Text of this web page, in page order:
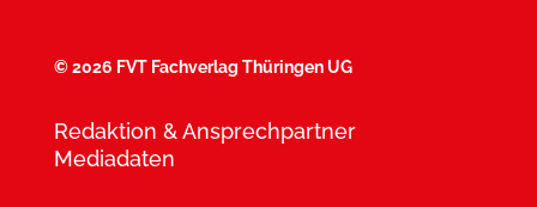
©2026 FVT Fachverlag Thüringen UG
Redaktion & Ansprechpartner
Mediadaten